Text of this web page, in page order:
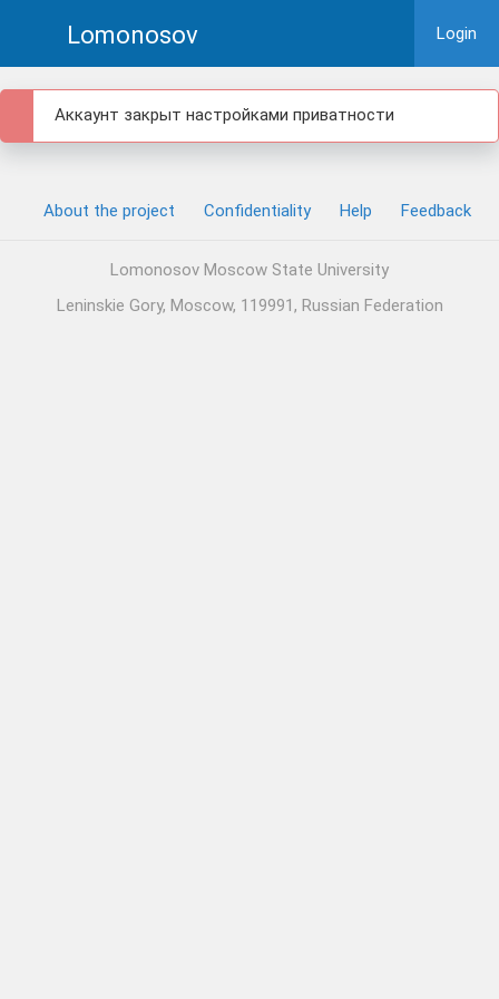
Lomonosov Login
Аккаунт закрыт настройками приватности
About the project Confidentiality Help Feedback
Lomonosov Moscow State University
Leninskie Gory, Moscow, 119991, Russian Federation